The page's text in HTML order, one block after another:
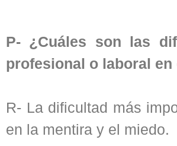
P- ¿Cuáles son las
profesional o laboral
R- La dificultad más
en la mentira y el miedo.